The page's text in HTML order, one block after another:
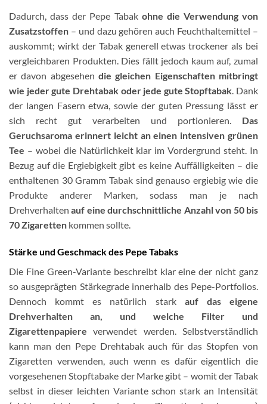
Dadurch, dass der Pepe Tabak ohne die Verwendung von
Zusatzstoffen – und dazu gehören auch Feuchthaltemittel –
auskommt; wirkt der Tabak generell etwas trockener als bei
vergleichbaren Produkten. Dies fällt jedoch kaum auf, zumal
er davon abgesehen die gleichen Eigenschaften mitbringt
wie jeder gute Drehtabak oder jede gute Stopftabak . Dank
der langen Fasern etwa, sowie der guten Pressung lässt er
sich recht gut verarbeiten und portionieren. Das
Geruchsaroma erinnert leicht an einen intensiven grünen
Tee – wobei die Natürlichkeit klar im Vordergrund steht. In
Bezug auf die Ergiebigkeit gibt es keine Auffälligkeiten – die
enthaltenen 30 Gramm Tabak sind genauso ergiebig wie die
Produkte anderer Marken, sodass man je nach
Drehverhaltenauf eine durchschnittliche Anzahl von 50 bis
70 Zigaretten kommen sollte.
Stärke und Geschmack des Pepe Tabaks
Die Fine Green-Variante beschreibt klar eine der nicht ganz
so ausgeprägten Stärkegrade innerhalb des Pepe-Portfolios.
Dennoch kommt es natürlich stark auf das eigene
Drehverhalten an, und welche Filter und
Zigarettenpapiere verwendet werden. Selbstverständlich
kann man den Pepe Drehtabak auch für das Stopfen von
Zigaretten verwenden, auch wenn es dafür eigentlich die
vorgesehenen Stopftabake der Marke gibt – womit der Tabak
selbst in dieser leichten Variante schon stark an Intensität